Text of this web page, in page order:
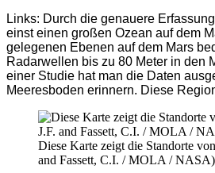
Links: Durch die genauere
einst einen großen Ozean auf dem
gelegenen Ebenen auf dem Mars
Radarwellen bis zu 80 Meter in den
einer Studie hat man die Daten
Meeresboden erinnern. Diese
Diese Karte zeigt die Standorte
and Fassett, C.I. / MOLA / NASA)